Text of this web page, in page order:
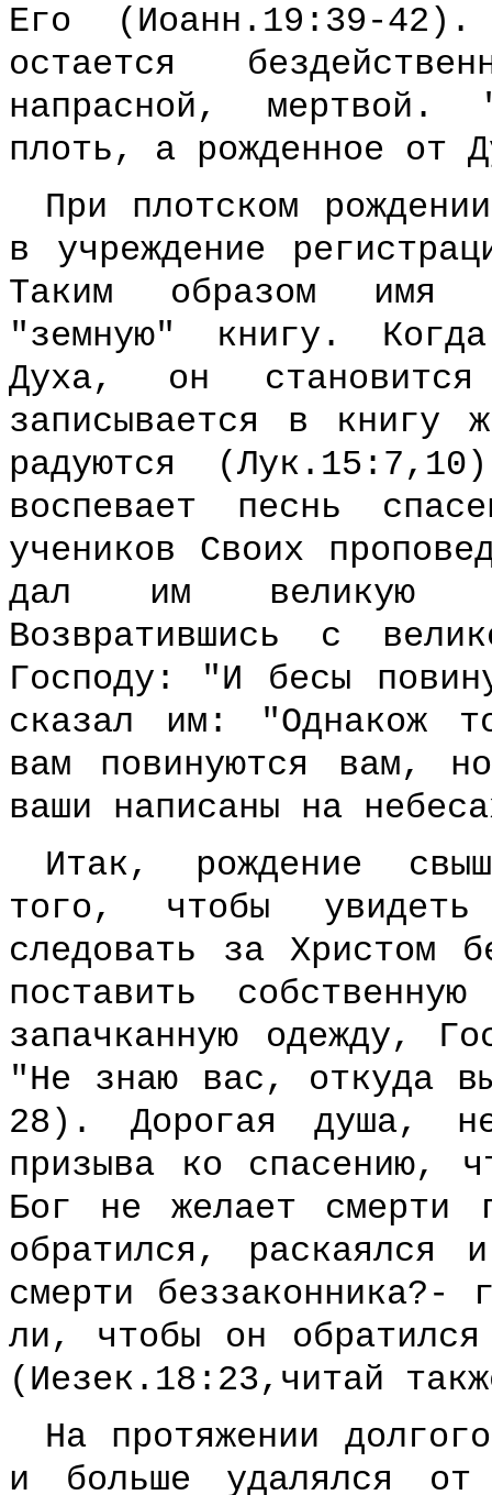
Его (Иоанн.19:39-
остается
напрасной, мертвой.
плоть, а рожденное от
При плотском
в учреждение
Таким образом имя
"земную" книгу.
Духа, он
записывается в книгу
радуются
воспевает песнь
учеников Своих
дал им великую
Возвратившись с
Господу: "И бесы
сказал им: "Однакож
вам повинуются вам,
ваши написаны на
Итак, рождение
того, чтобы
следовать за Христом
поставить
запачканную одежду,
"Не знаю вас, откуда
28). Дорогая душа,
призыва ко спасению,
Бог не желает смерти
обратился,
смерти беззаконника?-
ли, чтобы он
(Иезек.18:23,читай
На протяжении
и больше удалялся